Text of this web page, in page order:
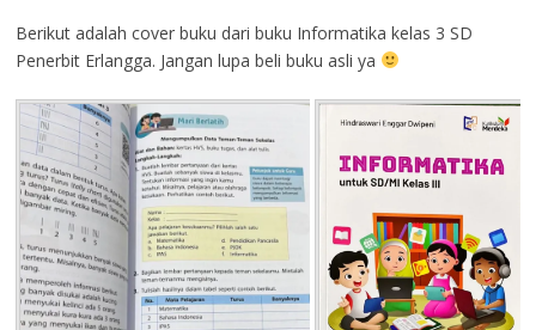
Berikut adalah cover buku dari buku Informatika kelas 3 SD
Penerbit Erlangga. Jangan lupa beli buku asli ya